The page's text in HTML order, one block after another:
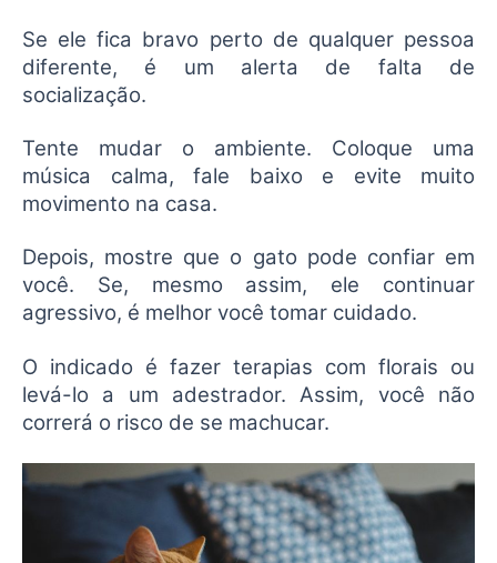
Se ele fica bravo perto de qualquer pessoa
diferente, é um alerta de falta de
socialização.
Tente mudar o ambiente. Coloque uma
música calma, fale baixo e evite muito
movimento na casa.
Depois, mostre que o gato pode confiar em
você. Se, mesmo assim, ele continuar
agressivo, é melhor você tomar cuidado.
O indicado é fazer terapias com florais ou
levá-lo a um adestrador. Assim, você não
correrá o risco de se machucar.